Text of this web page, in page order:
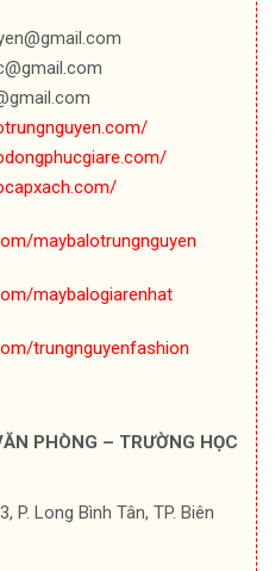
maybalotrungnguyen
maybalogiarenhat
trungnguyenfashion
PHÒNG – TRƯỜNG HỌC
P. Long Bình Tân, TP. Biên